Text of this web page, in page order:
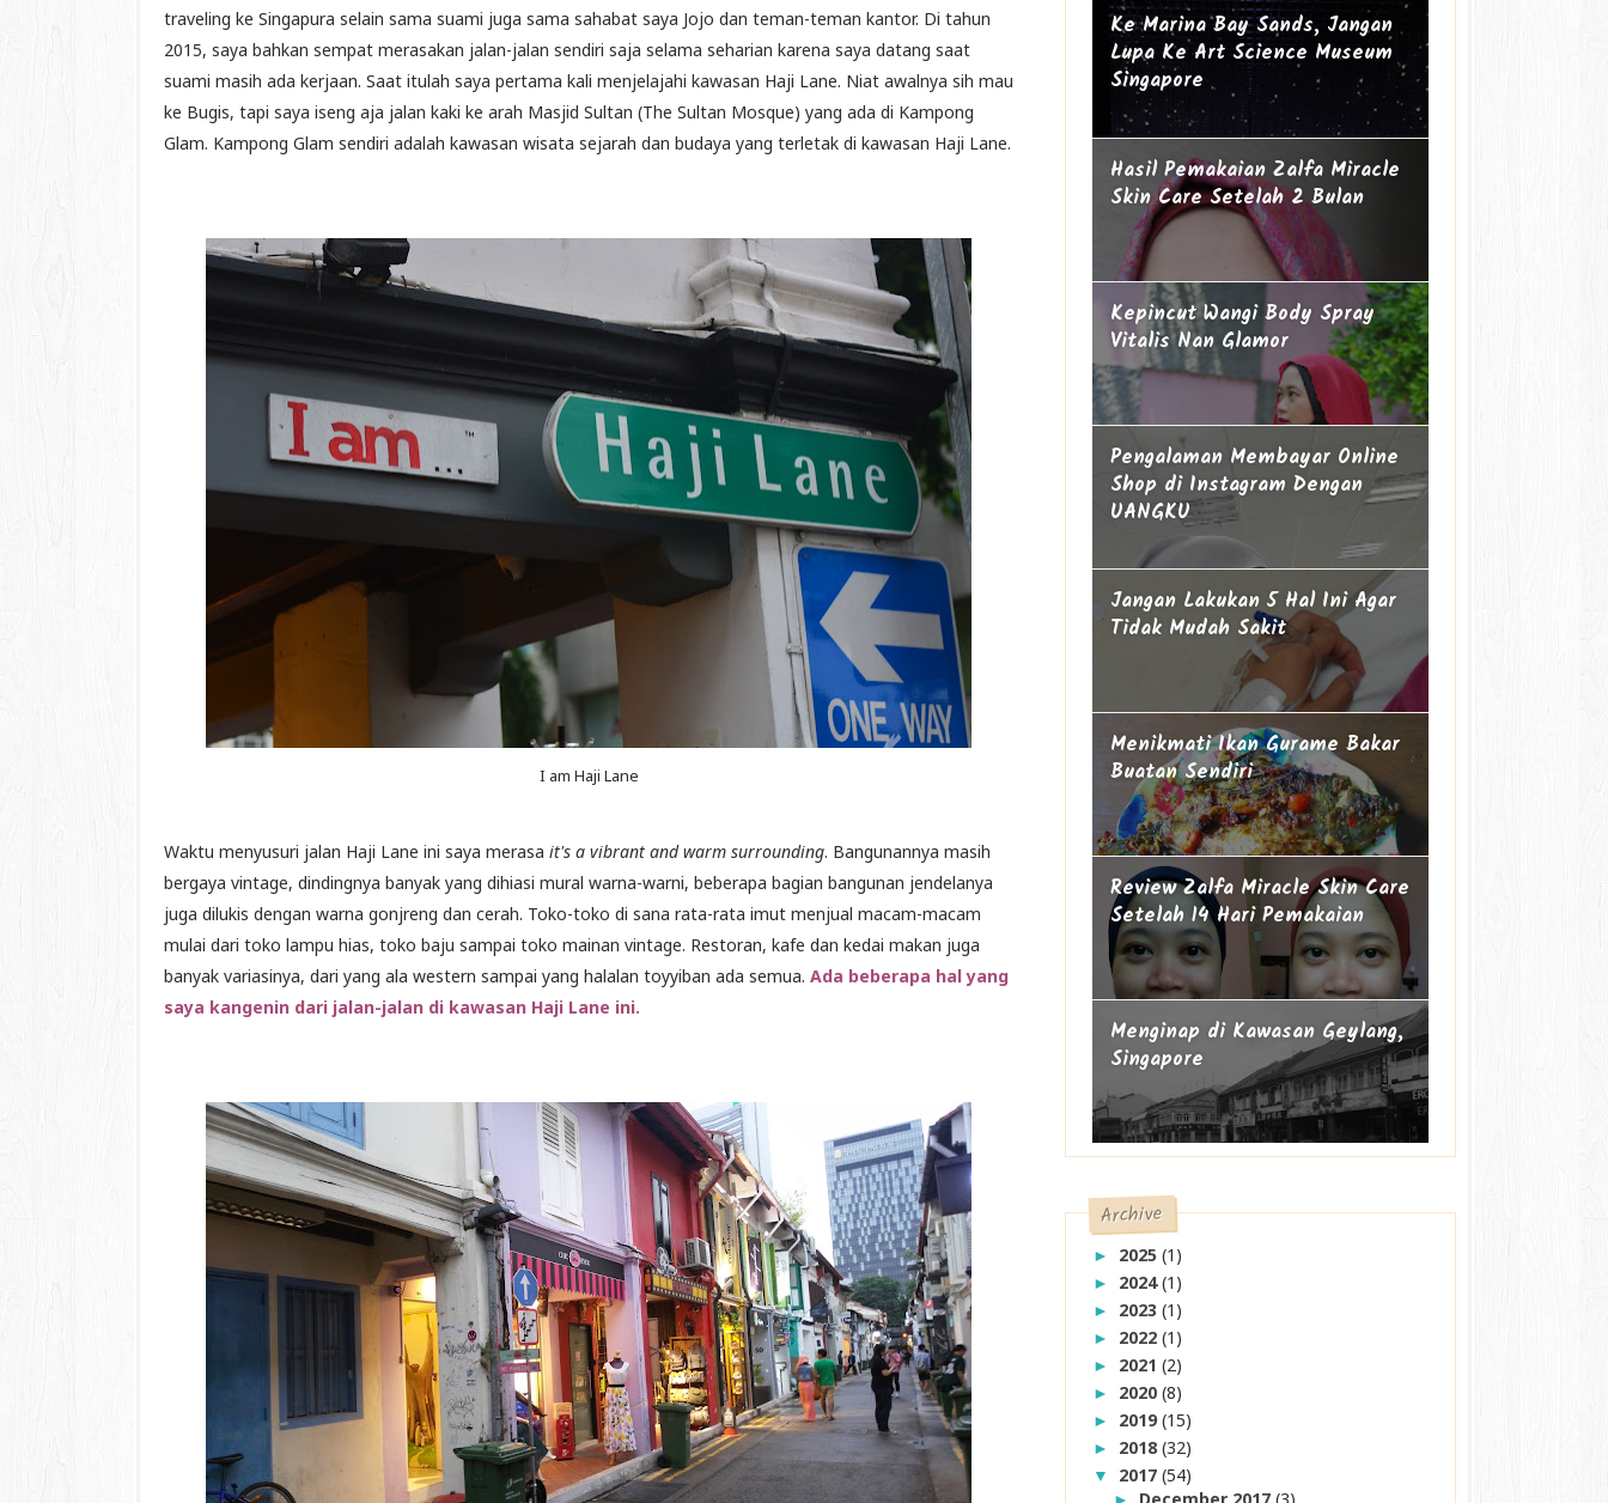
traveling ke Singapura selain sama suami juga sama sahabat saya Jojo dan teman-teman kantor. Di tahun
2015, saya bahkan sempat merasakan jalan-jalan sendiri saja selama seharian karena saya datang saat
suami masih ada kerjaan. Saat itulah saya pertama kali menjelajahi kawasan Haji Lane. Niat awalnya sih mau
ke Bugis, tapi saya iseng aja jalan kaki ke arah Masjid Sultan (The Sultan Mosque) yang ada di Kampong
Glam. Kampong Glam sendiri adalah kawasan wisata sejarah dan budaya yang terletak di kawasan Haji Lane.
I am Haji Lane
Waktu menyusuri jalan Haji Lane ini saya merasa it's a vibrant and warm surrounding. Bangunannya masih
bergaya vintage, dindingnya banyak yang dihiasi mural warna-warni, beberapa bagian bangunan jendelanya
juga dilukis dengan warna gonjreng dan cerah. Toko-toko di sana rata-rata imut menjual macam-macam
mulai dari toko lampu hias, toko baju sampai toko mainan vintage. Restoran, kafe dan kedai makan juga
banyak variasinya, dari yang ala western sampai yang halalan toyyiban ada semua. Ada beberapa hal yang
saya kangenin dari jalan-jalan di kawasan Haji Lane ini.
Ke Marina Bay Sands, Jangan
Lupa Ke Art Science Museum
Singapore
Hasil Pemakaian Zalfa Miracle
Skin Care Setelah 2 Bulan
Kepincut Wangi Body Spray
Vitalis Nan Glamor
Pengalaman Membayar Online
Shop di Instagram Dengan
UANGKU
Jangan Lakukan 5 Hal Ini Agar
Tidak Mudah Sakit
Menikmati Ikan Gurame Bakar
Buatan Sendiri
Review Zalfa Miracle Skin Care
Setelah 14 Hari Pemakaian
Menginap di Kawasan Geylang,
Singapore
Archive
► 2025(1)
► 2024(1)
► 2023(1)
► 2022(1)
► 2021(2)
► 2020(8)
► 2019(15)
► 2018(32)
▼ 2017(54)